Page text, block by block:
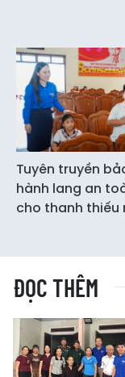
Tuyên truyền
hành lang an
cho thanh thiếu
ĐỌC THÊM